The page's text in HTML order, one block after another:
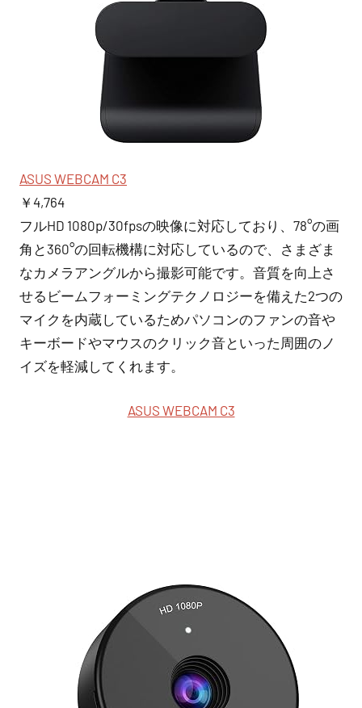
ASUS WEBCAM C3
￥4,764
フルHD 1080p/30fpsの映像に対応しており、78°の画
角と360°の回転機構に対応しているので、さまざま
なカメラアングルから撮影可能です。音質を向上さ
せるビームフォーミングテクノロジーを備えた2つの
マイクを内蔵しているためパソコンのファンの音や
キーボードやマウスのクリック音といった周囲のノ
イズを軽減してくれます。
ASUS WEBCAM C3